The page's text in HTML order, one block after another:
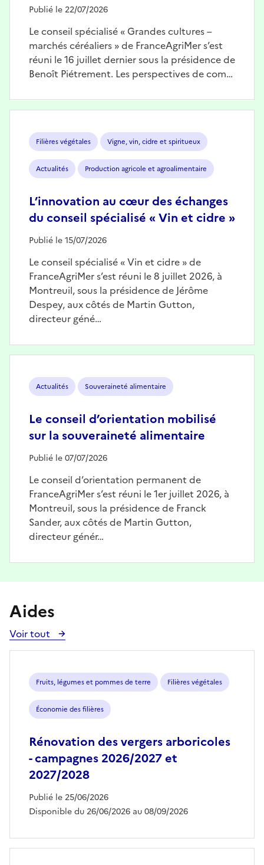
Publié le 22/07/2026
Le conseil spécialisé « Grandes cultures –
marchés céréaliers » de FranceAgriMer s’est
réuni le 16 juillet dernier sous la présidence de
Benoît Piétrement. Les perspectives de com…
Filières végétales Vigne, vin, cidre et spiritueux
Actualités Production agricole et agroalimentaire
L’innovation au cœur des échanges
du conseil spécialisé « Vin et cidre »
Publié le 15/07/2026
Le conseil spécialisé « Vin et cidre » de
FranceAgriMer s’est réuni le 8 juillet 2026, à
Montreuil, sous la présidence de Jérôme
Despey, aux côtés de Martin Gutton,
directeur géné…
Actualités Souveraineté alimentaire
Le conseil d’orientation mobilisé
sur la souveraineté alimentaire
Publié le 07/07/2026
Le conseil d’orientation permanent de
FranceAgriMer s’est réuni le 1er juillet 2026, à
Montreuil, sous la présidence de Franck
Sander, aux côtés de Martin Gutton,
directeur génér…
Aides
Voir tout
Voir
toutes
aides
Fruits, légumes et pommes de terre Filières végétales
Économie des filières
Rénovation des vergers arboricoles
- campagnes 2026/2027 et
2027/2028
Publié le 25/06/2026
Disponible du 26/06/2026 au 08/09/2026